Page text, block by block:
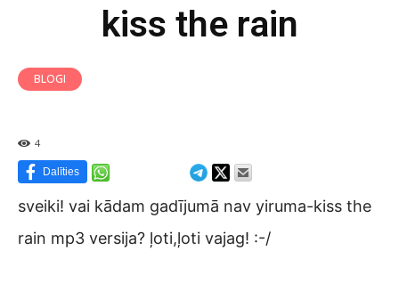
kiss the rain
BLOGI
4
Dalīties
sveiki! vai kādam gadījumā nav yiruma-kiss the
rain mp3 versija? ļoti,ļoti vajag! :-/